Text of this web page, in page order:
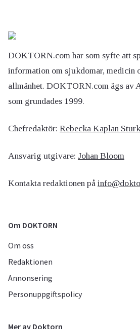
DOKTORN.com har som syfte att
information om sjukdomar, medicin
allmänhet. DOKTORN.com ägs av
som grundades 1999.
Chefredaktör: Rebecka Kaplan Sturk
Ansvarig utgivare: Johan Bloom
Kontakta redaktionen på
Om DOKTORN
Om oss
Redaktionen
Annonsering
Personuppgiftspolicy
Mer av Doktorn